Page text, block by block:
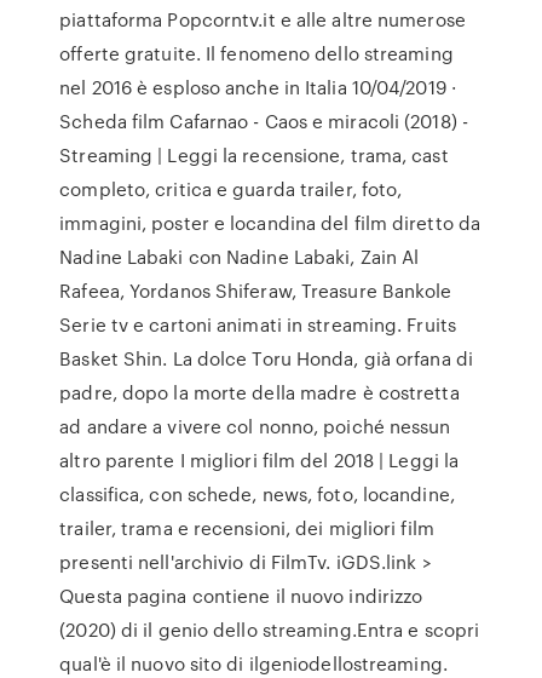
piattaforma Popcorntv.it e alle altre numerose
offerte gratuite. Il fenomeno dello streaming
nel 2016 è esploso anche in Italia 10/04/2019 ·
Scheda film Cafarnao - Caos e miracoli (2018) -
Streaming | Leggi la recensione, trama, cast
completo, critica e guarda trailer, foto,
immagini, poster e locandina del film diretto da
Nadine Labaki con Nadine Labaki, Zain Al
Rafeea, Yordanos Shiferaw, Treasure Bankole
Serie tv e cartoni animati in streaming. Fruits
Basket Shin. La dolce Toru Honda, già orfana di
padre, dopo la morte della madre è costretta
ad andare a vivere col nonno, poiché nessun
altro parente I migliori film del 2018 | Leggi la
classifica, con schede, news, foto, locandine,
trailer, trama e recensioni, dei migliori film
presenti nell'archivio di FilmTv. iGDS.link >
Questa pagina contiene il nuovo indirizzo
(2020) di il genio dello streaming.Entra e scopri
qual'è il nuovo sito di ilgeniodellostreaming.